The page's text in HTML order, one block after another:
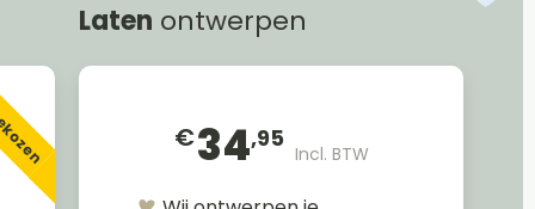
Laten ontwerpen
€34,95
Incl. BTW